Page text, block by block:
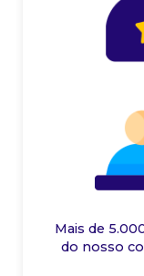
Mais de
do nosso